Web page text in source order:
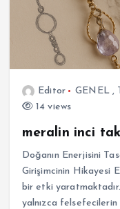
Editor GENEL,
14 views
meralin inci
Doğanın Enerjisini
Girişimcinin Hikayesi
bir etki
yalnızca felsefecilerin